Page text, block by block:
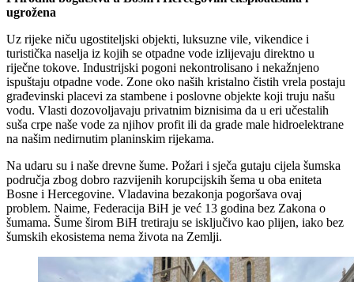
ugrožena
Uz rijeke niču ugostiteljski objekti, luksuzne vile, vikendice i
turistička naselja iz kojih se otpadne vode izlijevaju direktno u
riječne tokove. Industrijski pogoni nekontrolisano i nekažnjeno
ispuštaju otpadne vode. Zone oko naših kristalno čistih vrela postaju
građevinski placevi za stambene i poslovne objekte koji truju našu
vodu. Vlasti dozovoljavaju privatnim biznisima da u eri učestalih
suša crpe naše vode za njihov profit ili da grade male hidroelektrane
na našim nedirnutim planinskim rijekama.
Na udaru su i naše drevne šume. Požari i sječa gutaju cijela šumska
područja zbog dobro razvijenih korupcijskih šema u oba eniteta
Bosne i Hercegovine. Vladavina bezakonja pogoršava ovaj
problem. Naime, Federacija BiH je već 13 godina bez Zakona o
šumama. Šume širom BiH tretiraju se isključivo kao plijen, iako bez
šumskih ekosistema nema života na Zemlji.